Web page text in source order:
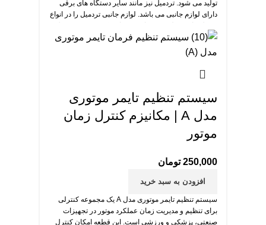
تولید می شود. تردمیل نیز مانند سایر دستگاه های برقی
دارای لوازم جانبی می باشد. لوازم جانبی تردمیل را در انواع
مهم ترین بخش تردمیل است.
سیستم تنظیم تایمر موتوری
مدل A | مکانیزم کنترل زمان
موتور
250,000 تومان
افزودن به سبد خرید
سیستم تنظیم تایمر موتوری مدل A یک مجموعه کنترلی
برای تنظیم و مدیریت زمان عملکرد موتور در تجهیزات
صنعتی، پزشکی و ورزشی است. این قطعه امکان کنترل